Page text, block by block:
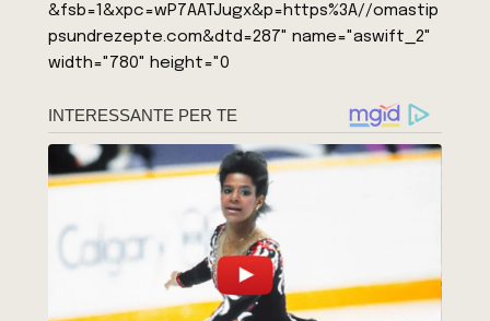
&fsb=1&xpc=wP7AATJugx&p=https%3A//omastip
psundrezepte.com&dtd=287" name="aswift_2"
width="780" height="0